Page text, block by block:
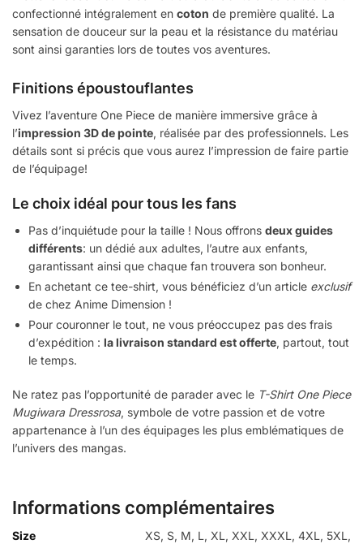
confectionné intégralement en coton de première qualité. La
sensation de douceur sur la peau et la résistance du matériau
sont ainsi garanties lors de toutes vos aventures.
Finitions époustouflantes
Vivez l’aventure One Piece de manière immersive grâce à
l’impression 3D de pointe, réalisée par des professionnels. Les
détails sont si précis que vous aurez l’impression de faire partie
de l’équipage!
Le choix idéal pour tous les fans
Pas d’inquiétude pour la taille ! Nous offrons deux guides
différents: un dédié aux adultes, l’autre aux enfants,
garantissant ainsi que chaque fan trouvera son bonheur.
En achetant ce tee-shirt, vous bénéficiez d’un article exclusif
de chez Anime Dimension !
Pour couronner le tout, ne vous préoccupez pas des frais
d’expédition : la livraison standard est offerte, partout, tout
le temps.
Ne ratez pas l’opportunité de parader avec le T-Shirt One Piece
Mugiwara Dressrosa, symbole de votre passion et de votre
appartenance à l’un des équipages les plus emblématiques de
l’univers des mangas.
Informations complémentaires
Size
XS, S, M, L, XL, XXL, XXXL, 4XL, 5XL,